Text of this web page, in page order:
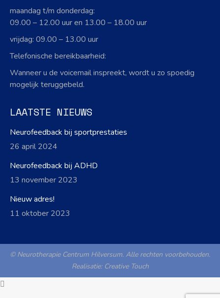
maandag t/m donderdag:
09.00 – 12.00 uur en 13.00 – 18.00 uur
vrijdag: 09.00 – 13.00 uur
Telefonische bereikbaarheid:
Wanneer u de voicemail inspreekt, wordt u zo spoedig
mogelijk teruggebeld.
LAATSTE NIEUWS
Neurofeedback bij sportprestaties
26 april 2024
Neurofeedback bij ADHD
13 november 2023
Nieuw adres!
11 oktober 2023
© Neurotherapie Centrum Hilversum. Alle rechten voorbehouden.
Realisatie: Creative Touch